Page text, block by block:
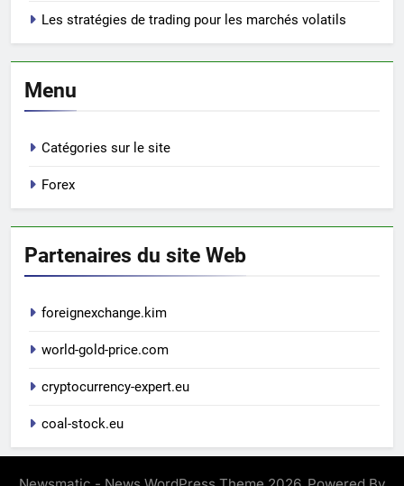
Les stratégies de trading pour les marchés volatils
Menu
Catégories sur le site
Forex
Partenaires du site Web
foreignexchange.kim
world-gold-price.com
cryptocurrency-expert.eu
coal-stock.eu